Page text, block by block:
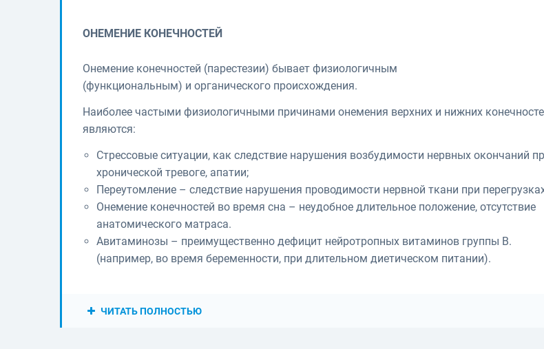
ОНЕМЕНИЕ КОНЕЧНОСТЕЙ
Онемение конечностей (парестезии) бывает физиологичным
(функциональным) и органического происхождения.
Наиболее частыми физиологичными причинами онемения верхних и нижних
являются:
Стрессовые ситуации, как следствие нарушения возбудимости нервных окончаний
хронической тревоге, апатии;
Переутомление – следствие нарушения проводимости нервной ткани при
Онемение конечностей во время сна – неудобное длительное положение, отсутствие
анатомического матраса.
Авитаминозы – преимущественно дефицит нейротропных витаминов группы В.
(например, во время беременности, при длительном диетическом питании).
ЧИТАТЬ ПОЛНОСТЬЮ